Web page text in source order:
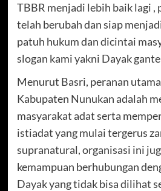
TBBR menjadi lebih baik lagi ,
telah berubah dan siap
patuh hukum dan dicintai
slogan kami yakni Dayak
Menurut Basri, peranan
Kabupaten Nunukan adalah
masyarakat adat serta
istiadat yang mulai tergerus
supranatural, organisasi ini
kemampuan berhubungan
Dayak yang tidak bisa dilihat